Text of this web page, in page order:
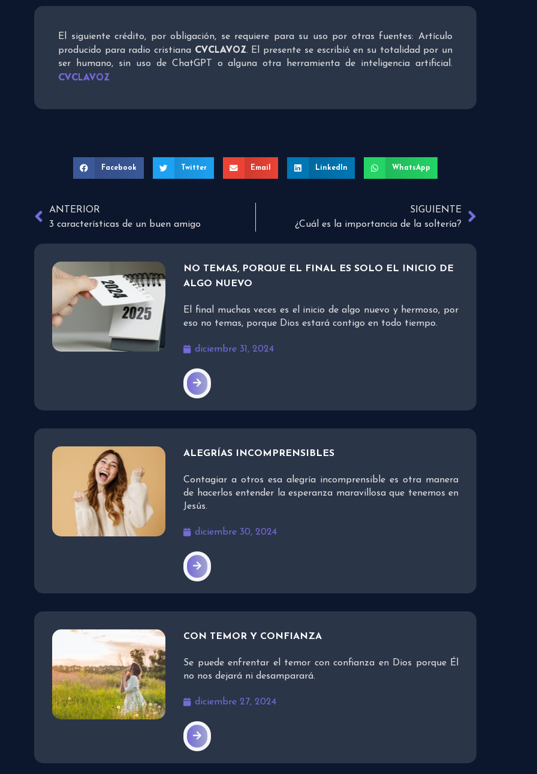
El siguiente crédito, por obligación, se requiere para su uso por otras fuentes: Artículo
producido para radio cristiana CVCLAVOZ. El presente se escribió en su totalidad por un
ser humano, sin uso de ChatGPT o alguna otra herramienta de inteligencia artificial.
CVCLAVOZ
Facebook Twitter Email LinkedIn WhatsApp
ANTERIOR
3 características de un buen amigo
SIGUIENTE
¿Cuál es la importancia de la soltería?
NO TEMAS, PORQUE EL FINAL ES SOLO EL INICIO DE
ALGO NUEVO
El final muchas veces es el inicio de algo nuevo y hermoso, por
eso no temas, porque Dios estará contigo en todo tiempo.
diciembre 31, 2024
ALEGRÍAS INCOMPRENSIBLES
Contagiar a otros esa alegría incomprensible es otra manera
de hacerlos entender la esperanza maravillosa que tenemos en
Jesús.
diciembre 30, 2024
CON TEMOR Y CONFIANZA
Se puede enfrentar el temor con confianza en Dios porque Él
no nos dejará ni desamparará.
diciembre 27, 2024